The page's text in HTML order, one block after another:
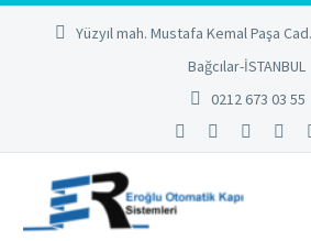
Yüzyıl mah. Mustafa Kemal Paşa
Bağcılar-İSTANBUL
0212 673 03 55